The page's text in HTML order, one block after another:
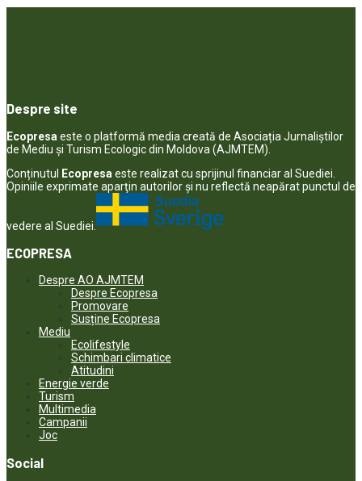
Despre site
Ecopresa este o platformă media creată de Asociația Jurnaliștilor
de Mediu și Turism Ecologic din Moldova (AJMTEM).
Conținutul Ecopresa este realizat cu sprijinul financiar al Suediei.
Opiniile exprimate aparţin autorilor şi nu reflectă neapărat punctul de
vedere al Suediei.
ECOPRESA
Despre AO AJMTEM
Despre Ecopresa
Promovare
Susține Ecopresa
Mediu
Ecolifestyle
Schimbari climatice
Atitudini
Energie verde
Turism
Multimedia
Campanii
Joc
Social